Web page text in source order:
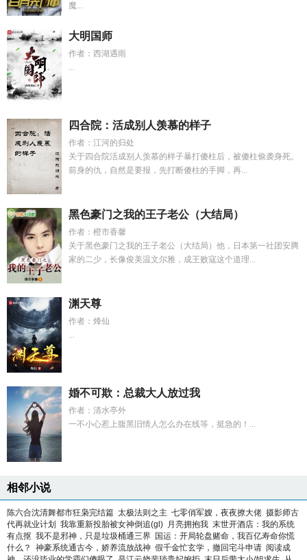
魔...
大明国师
作者：西湖遇雨
...
四合院：活成别人羡慕的样子
作者：江河的归处
关于四合院活成别人羡慕的样子暴打傻柱后，被傻柱偷袭身死。
前身的仇，自然是要报，先打断傻柱的手脚，再...
黑色豪门之我的王子老公（大结局）
作者：橙市香馨
关于黑色豪门之我的王子老公（大结局）他，日本第一社团安腾
家的二少，长像俊美温文尔雅，成王败寇这个道理...
渊天尊
作者：烽仙
...
婚不可欺：总裁大人放过我
作者：清水亭外
一不小心惹上腹黑旧情人怎么办在线等，挺急的！...
相邻小说
陈六合沈清舞都市狂枭完结篇 太极法则之主 七零俏军嫂，夜夜撩大佬 摄影师古
代再就业计划
我靠重新投胎被女神倒追(gl) 月亮拥抱我 末世开酒店：我的系统
有点抠 我不是邪神，只是垃圾桶通三界 国运：开局轮盘赌命，我百亿寿命你慌
什么？
神豪系统通古今，娇养流放战神 假千金忙玄学，撤回宅斗申请 阅读成